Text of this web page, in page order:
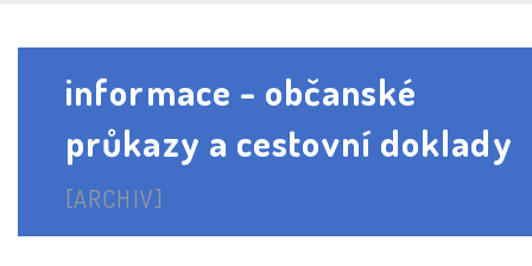
informace - občanské
průkazy a cestovní doklady
[ARCHIV]